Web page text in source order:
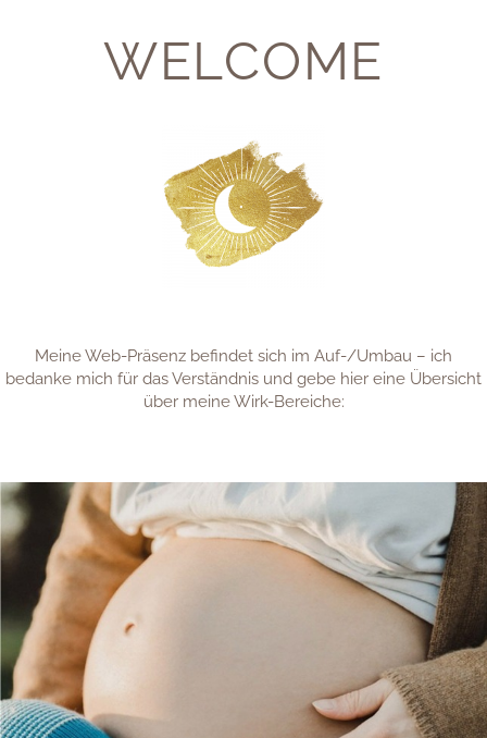
WELCOME
Meine Web-Präsenz befindet sich im Auf-/Umbau – ich
bedanke mich für das Verständnis und gebe hier eine Übersicht
über meine Wirk-Bereiche:
Your message: